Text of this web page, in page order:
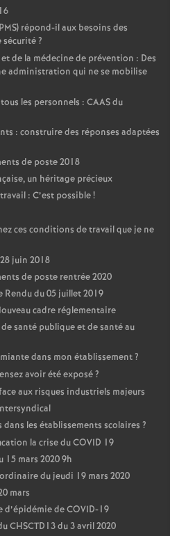
répond-il aux besoins des
sécurité?
de la médecine de prévention : Des
administration qui ne se mobilise
les personnels : CAAS du
: construire des réponses adaptées
de poste 2018
un héritage précieux
: C’est possible!
ces conditions de travail que je ne
juin 2018
de poste rentrée 2020
Rendu du 05 juillet 2019
cadre réglementaire
santé publique et de santé au
dans mon établissement?
avoir été exposé?
aux risques industriels majeurs
les établissements scolaires ?
la crise du COVID 19
mars 2020 9h
du jeudi 19 mars 2020
mars
d’épidémie de COVID-19
CHSCTD13 du 3 avril 2020